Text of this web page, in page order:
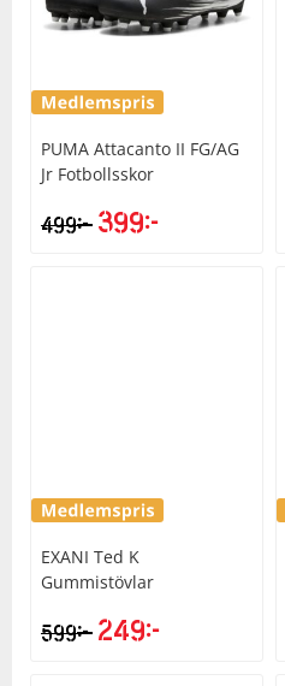
PUMA Attacanto II FG/AG
Jr Fotbollsskor
499kr 399kr
EXANI Ted K
Gummistövlar
599kr 249kr